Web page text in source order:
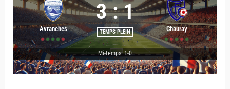
Avranches
3 : 1
TEMPS PLEIN Chauray
Mi-temps: 1-0